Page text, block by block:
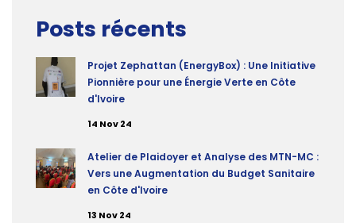
Posts récents
Projet Zephattan (EnergyBox) : Une Initiative
Pionnière pour une Énergie Verte en Côte
d'Ivoire
14 Nov 24
Atelier de Plaidoyer et Analyse des MTN-MC :
Vers une Augmentation du Budget Sanitaire
en Côte d'Ivoire
13 Nov 24